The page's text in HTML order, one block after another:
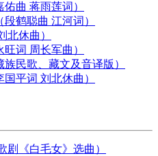
曲 蒋雨莲词）
鹤聪曲 江河词）
北休曲）
词 周长军曲）
民歌、藏文及音译版）
平词 刘北休曲）
剧《白毛女》选曲）